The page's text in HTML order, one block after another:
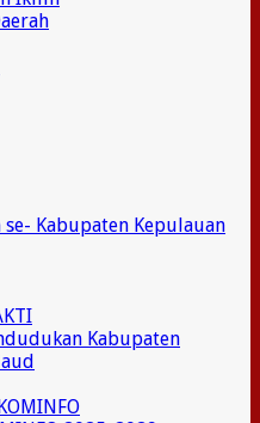
Kabupaten Kepulauan
Kabupaten